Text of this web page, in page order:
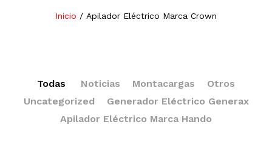
Inicio / Apilador Eléctrico Marca Crown
Todas Noticias Montacargas
Otros
Uncategorized
Generador Eléctrico Generax
Apilador Eléctrico Marca Hando